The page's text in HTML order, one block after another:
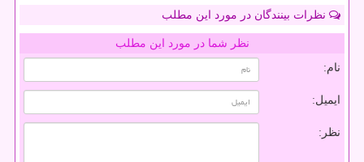
نظرات بینندگان در مورد این مطلب
نظر شما در مورد این مطلب
نام:
ایمیل:
نظر: